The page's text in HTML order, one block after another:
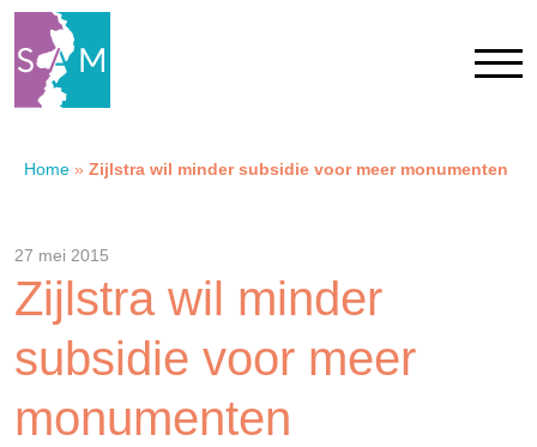
Home
Contact
SAM Limburg
Actueel
Home » Zijlstra wil minder subsidie voor meer monumenten
27 mei 2015
Zijlstra wil minder
subsidie voor meer
monumenten